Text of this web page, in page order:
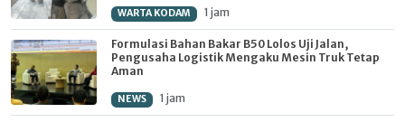
WARTA KODAM 1 jam
Formulasi Bahan Bakar B50 Lolos Uji Jalan,
Pengusaha Logistik Mengaku Mesin Truk Tetap
Aman
NEWS 1 jam